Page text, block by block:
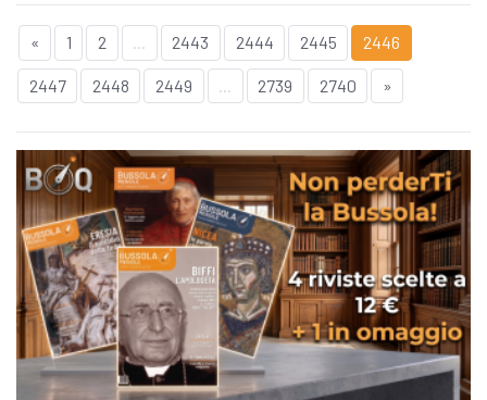
« 1 2 ... 2443 2444 2445 2446
2447 2448 2449 2739 2740 »